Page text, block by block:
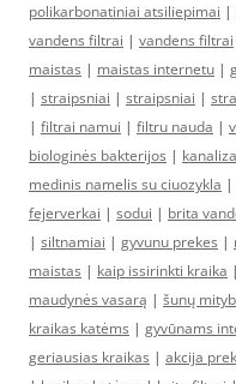
polikarbonatiniai atsiliepimai |
vandens filtrai | vandens filtrai
maistas | maistas internetu |
| straipsniai | straipsniai |
| filtrai namui | filtru nauda |
biologinės bakterijos |
medinis namelis su ciuozykla |
fejerverkai | sodui | brita
| siltnamiai | gyvunu prekes |
maistas | kaip issirinkti kraika |
maudynės vasarą | šunų
kraikas katėms | gyvūnams
geriausias kraikas | akcija